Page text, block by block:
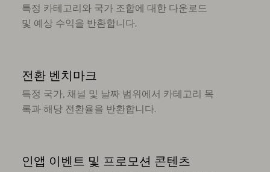
특정 카테고리와 국가 조합에 대한 다운로드
및 예상 수익을 반환합니다.
전환 벤치마크
특정 국가, 채널 및 날짜 범위에서 카테고리 목
록과 해당 전환율을 반환합니다.
인앱 이벤트 및 프로모션 콘텐츠